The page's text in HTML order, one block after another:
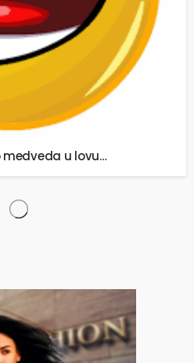
medveda u lovu…